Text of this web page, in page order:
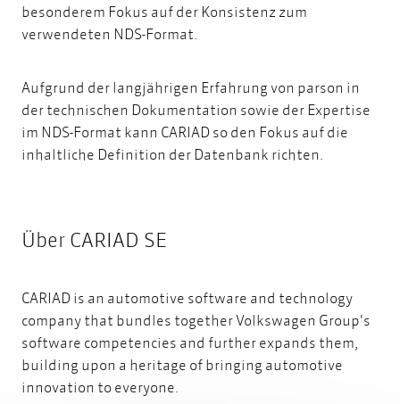
besonderem Fokus auf der Konsistenz zum
verwendeten NDS-Format.
Aufgrund der langjährigen Erfahrung von parson in
der technischen Dokumentation sowie der Expertise
im NDS-Format kann CARIAD so den Fokus auf die
inhaltliche Definition der Datenbank richten.
Über CARIAD SE
CARIAD is an automotive software and technology
company that bundles together Volkswagen Group's
software competencies and further expands them,
building upon a heritage of bringing automotive
innovation to everyone.